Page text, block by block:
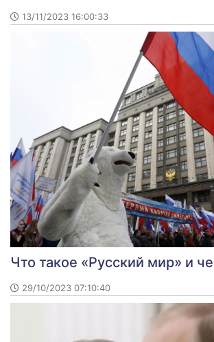
13/11/2023 16:00:33
Что такое «Русский мир» и
29/10/2023 07:10:40